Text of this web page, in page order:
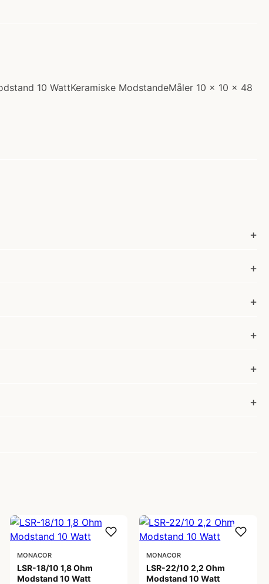
10 WattKeramiske ModstandeMåler 10 x 10 x 48
MONACOR
LSR-18/10 1,8 Ohm
Modstand 10 Watt
MONACOR
LSR-22/10 2,2 Ohm
Modstand 10 Watt